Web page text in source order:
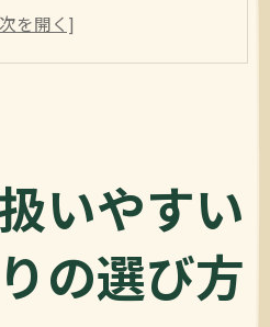
で注目したい安全性のポ
感できる作業負担の軽減
る軽量化の技術と特徴
しい草刈り機の進化
いやすい
の選び方